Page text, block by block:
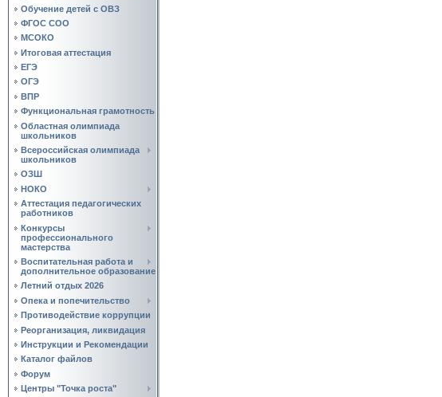
Обучение детей с ОВЗ
ФГОС СОО
МСОКО
Итоговая аттестация
ЕГЭ
ОГЭ
ВПР
Функциональная грамотность
Областная олимпиада
школьников
Всероссийская олимпиада
школьников
ОЗШ
НОКО
Аттестация педагогических
работников
Конкурсы
профессионального
мастерства
Воспитательная работа и
дополнительное образование
Летний отдых 2026
Опека и попечительство
Противодействие коррупции
Реорганизация, ликвидация
Инструкции и Рекомендации
Каталог файлов
Форум
Центры "Точка роста"